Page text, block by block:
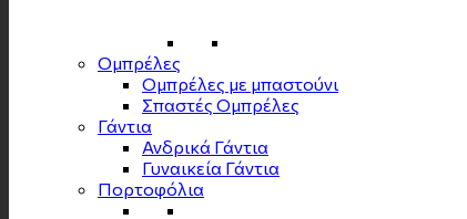
Ομπρέλες
Ομπρέλες με μπαστούνι
Σπαστές Ομπρέλες
Γάντια
Ανδρικά Γάντια
Γυναικεία Γάντια
Πορτοφόλια